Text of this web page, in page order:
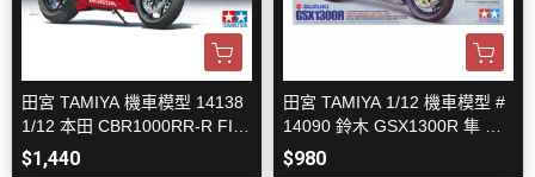
田宮 TAMIYA 機車模型 14138
1/12 本田 CBR1000RR-R FIR
EBLADE SP
$1,440
田宮 TAMIYA 1/12 機車模型 #
14090 鈴木 GSX1300R 隼 組
裝模型
$980